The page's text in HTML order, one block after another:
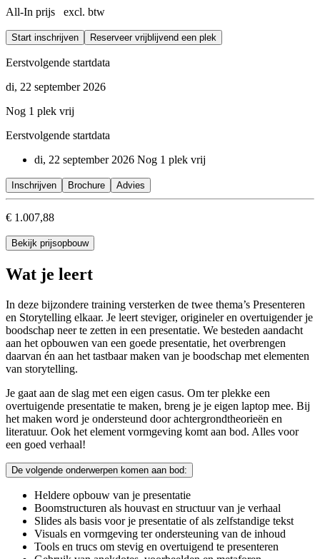
All-In prijs excl. btw
Start inschrijven Reserveer vrijblijvend een plek
Eerstvolgende startdata
di, 22 september 2026
Nog 1 plek vrij
Eerstvolgende startdata
di, 22 september 2026 Nog 1 plek vrij
Inschrijven Brochure Advies
€ 1.007,88
Bekijk prijsopbouw
Wat je leert
In deze bijzondere training versterken de twee thema’s Presenteren
en Storytelling elkaar. Je leert steviger, origineler en overtuigender je
boodschap neer te zetten in een presentatie. We besteden aandacht
aan het opbouwen van een goede presentatie, het overbrengen
daarvan én aan het tastbaar maken van je boodschap met elementen
van storytelling.
Je gaat aan de slag met een eigen casus. Om ter plekke een
overtuigende presentatie te maken, breng je je eigen laptop mee. Bij
het maken word je ondersteund door achtergrondtheorieën en
literatuur. Ook het element vormgeving komt aan bod. Alles voor
een goed verhaal!
De volgende onderwerpen komen aan bod:
Heldere opbouw van je presentatie
Boomstructuren als houvast en structuur van je verhaal
Slides als basis voor je presentatie of als zelfstandige tekst
Visuals en vormgeving ter ondersteuning van de inhoud
Tools en trucs om stevig en overtuigend te presenteren